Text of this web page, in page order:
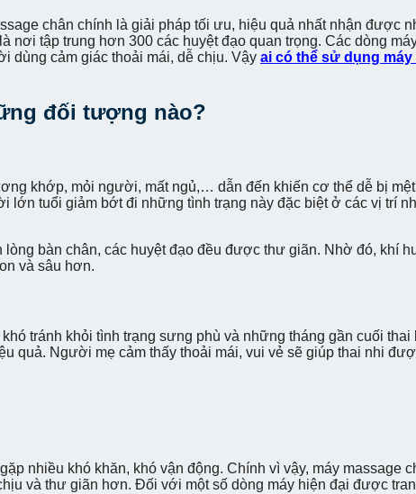
chân chính là giải pháp tối ưu, hiệu quả nhất nhận được
tập trung hơn 300 các huyệt đạo quan trọng. Các dòng
dùng cảm giác thoải mái, dễ chịu. Vậy ai có thể sử dụng máy
đối tượng nào?
khớp, mỏi người, mất ngủ,… dẫn đến khiến cơ thể dễ bị
tuổi giảm bớt đi những tình trạng này đặc biệt ở các vị trí
bàn chân, các huyệt đạo đều được thư giãn. Nhờ đó, khí
và sâu hơn.
tránh khỏi tình trạng sưng phù và những tháng gần cuối thai
quả. Người mẹ cảm thấy thoải mái, vui vẻ sẽ giúp thai nhi
nhiều khó khăn, khó vận động. Chính vì vậy, máy massage
và thư giãn hơn. Đối với một số dòng máy hiện đại được